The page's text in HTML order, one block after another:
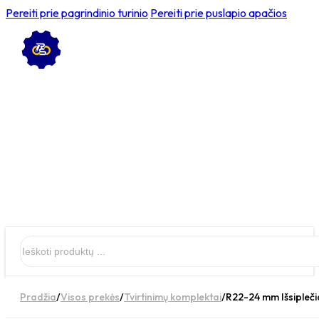
Pereiti prie pagrindinio turinio Pereiti prie puslapio apačios
Pradžia/Visos prekės/Tvirtinimų komplektai/R22-24 mm